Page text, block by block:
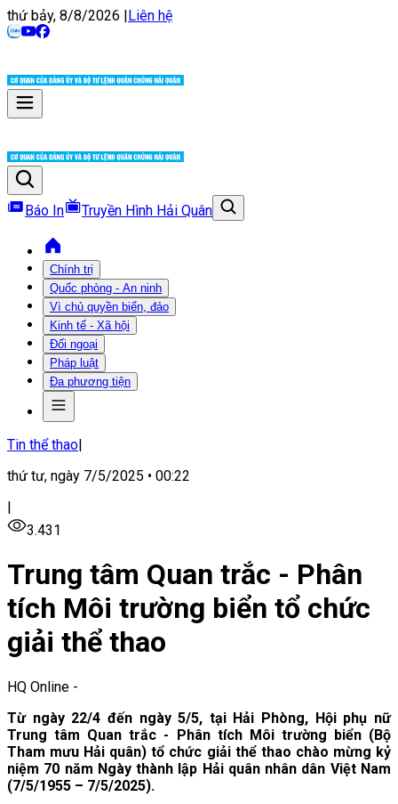
thứ bảy, 8/8/2026 |Liên hệ
Báo In Truyền Hình Hải Quân
Chính trị
Quốc phòng - An ninh
Vì chủ quyền biển, đảo
Kinh tế - Xã hội
Đối ngoại
Pháp luật
Đa phương tiện
Tin thể thao|
thứ tư, ngày 7/5/2025 • 00:22
|
3.431
Trung tâm Quan trắc - Phân
tích Môi trường biển tổ chức
giải thể thao
HQ Online -
Từ ngày 22/4 đến ngày 5/5, tại Hải Phòng, Hội phụ nữ
Trung tâm Quan trắc - Phân tích Môi trường biển (Bộ
Tham mưu Hải quân) tổ chức giải thể thao chào mừng kỷ
niệm 70 năm Ngày thành lập Hải quân nhân dân Việt Nam
(7/5/1955 – 7/5/2025).